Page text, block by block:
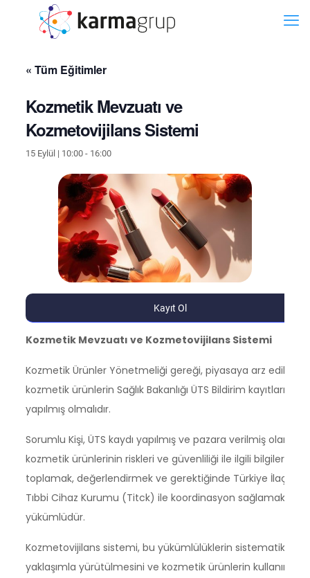
« Tüm Eğitimler
Kozmetik Mevzuatı ve
Kozmetovijilans Sistemi
15 Eylül | 10:00- 16:00
Kayıt Ol
Kozmetik Mevzuatı ve Kozmetovijilans Sistemi
Kozmetik Ürünler Yönetmeliği gereği, piyasaya arz edilen
kozmetik ürünlerin Sağlık Bakanlığı ÜTS Bildirim kayıtları
yapılmış olmalıdır.
Sorumlu Kişi, ÜTS kaydı yapılmış ve pazara verilmiş olan
kozmetik ürünlerinin riskleri ve güvenliliği ile ilgili bilgileri
toplamak, değerlendirmek ve gerektiğinde Türkiye İlaç ve
Tıbbi Cihaz Kurumu (Titck) ile koordinasyon sağlamakla
yükümlüdür.
Kozmetovijilans sistemi, bu yükümlülüklerin sistematik bir
yaklaşımla yürütülmesini ve kozmetik ürünlerin kullanımı